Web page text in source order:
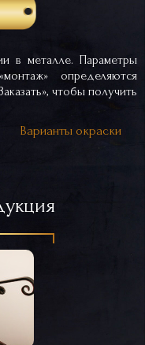
в металле. Параметры
определяются
чтобы получить
Варианты окраски